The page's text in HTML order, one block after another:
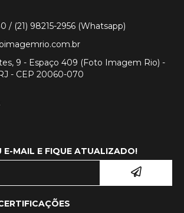
/ (21) 98215-2956 (Whatsapp)
9 - Espaço 409 (Foto Imagem Rio) -
- CEP 20060-070
E-MAIL E FIQUE ATUALIZADO!